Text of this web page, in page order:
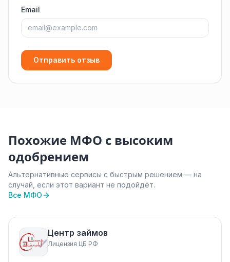
Email
Отправить отзыв
Похожие МФО с высоким
одобрением
Альтернативные сервисы с быстрым решением — на
случай, если этот вариант не подойдёт.
Все МФО
Центр займов
Лицензия ЦБ РФ